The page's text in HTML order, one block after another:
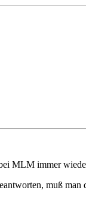
MLM immer
muß